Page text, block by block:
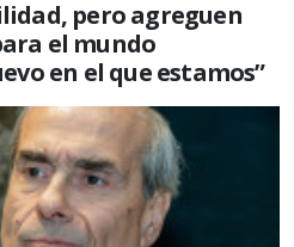
pero agreguen
el mundo
en el que estamos”